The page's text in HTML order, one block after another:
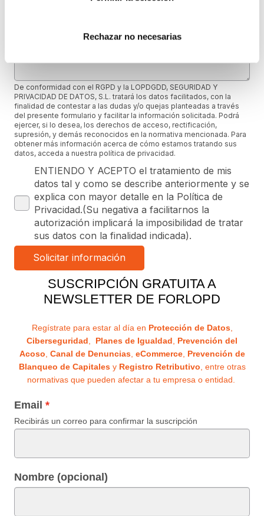
Rechazar no necesarias
Mensaje (opcional)
De conformidad con el RGPD y la LOPDGDD, SEGURIDAD Y
PRIVACIDAD DE DATOS, S.L. tratará los datos facilitados, con la
finalidad de contestar a las dudas y/o quejas planteadas a través
del presente formulario y facilitar la información solicitada. Podrá
ejercer, si lo desea, los derechos de acceso, rectificación,
supresión, y demás reconocidos en la normativa mencionada. Para
obtener más información acerca de cómo estamos tratando sus
datos, acceda a nuestra política de privacidad.
ENTIENDO Y ACEPTO el tratamiento de mis
datos tal y como se describe anteriormente y se
explica con mayor detalle en la Política de
Privacidad.(Su negativa a facilitarnos la
autorización implicará la imposibilidad de tratar
sus datos con la finalidad indicada).
SUSCRIPCIÓN GRATUITA A
NEWSLETTER DE FORLOPD
Regístrate para estar al día en Protección de Datos,
Ciberseguridad
Planes de Igualdad
Prevención del
Acoso Canal de Denuncias, eCommerce, Prevención de
Blanqueo de Capitalesy Registro Retributivo , entre otras
normativas que pueden afectar a tu empresa o entidad.
Email
Recibirás un correo para confirmar la suscripción
Nombre (opcional)